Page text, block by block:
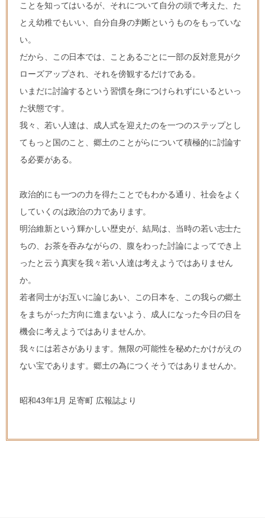
ことを知ってはいるが、それについて自分の頭で考えた、た
とえ幼稚でもいい、自分自身の判断というものをもっていな
い。
だから、この日本では、ことあるごとに一部の反対意見がク
ローズアップされ、それを傍観するだけである。
いまだに討論するという習慣を身につけられずにいるといっ
た状態です。
我々、若い人達は、成人式を迎えたのを一つのステップとし
てもっと国のこと、郷土のことがらについて積極的に討論す
る必要がある。
政治的にも一つの力を得たことでもわかる通り、社会をよく
していくのは政治の力であります。
明治維新という輝かしい歴史が、結局は、当時の若い志士た
ちの、お茶を吞みながらの、腹をわった討論によってでき上
ったと云う真実を我々若い人達は考えようではありません
か。
若者同士がお互いに論じあい、この日本を、この我らの郷土
をまちがった方向に進まないよう、成人になった今日の日を
機会に考えようではありませんか。
我々には若さがあります。無限の可能性を秘めたかけがえの
ない宝であります。郷土の為につくそうではありませんか。
昭和43年1月 足寄町 広報誌より